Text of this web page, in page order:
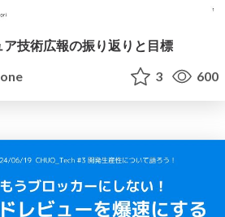
ア技術広報の振り返りと目標
3 600